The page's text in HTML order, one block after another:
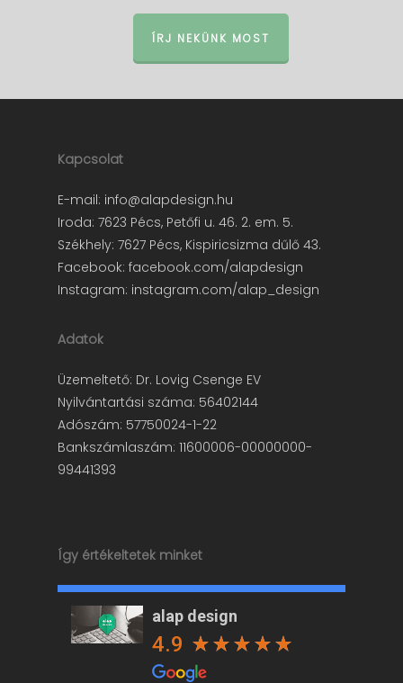
ÍRJ NEKÜNK MOST
Kapcsolat
E-mail: info@alapdesign.hu
Iroda: 7623 Pécs, Petőfi u. 46. 2. em. 5.
Székhely: 7627 Pécs, Kispiricsizma dűlő 43.
Facebook: facebook.com/alapdesign
Instagram: instagram.com/alap_design
Adatok
Üzemeltető: Dr. Lovig Csenge EV
Nyilvántartási száma: 56402144
Adószám: 57750024-1-22
Bankszámlaszám: 11600006-00000000-
99441393
Így értékeltetek minket
alap design
4.9